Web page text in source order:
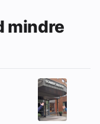
mindre